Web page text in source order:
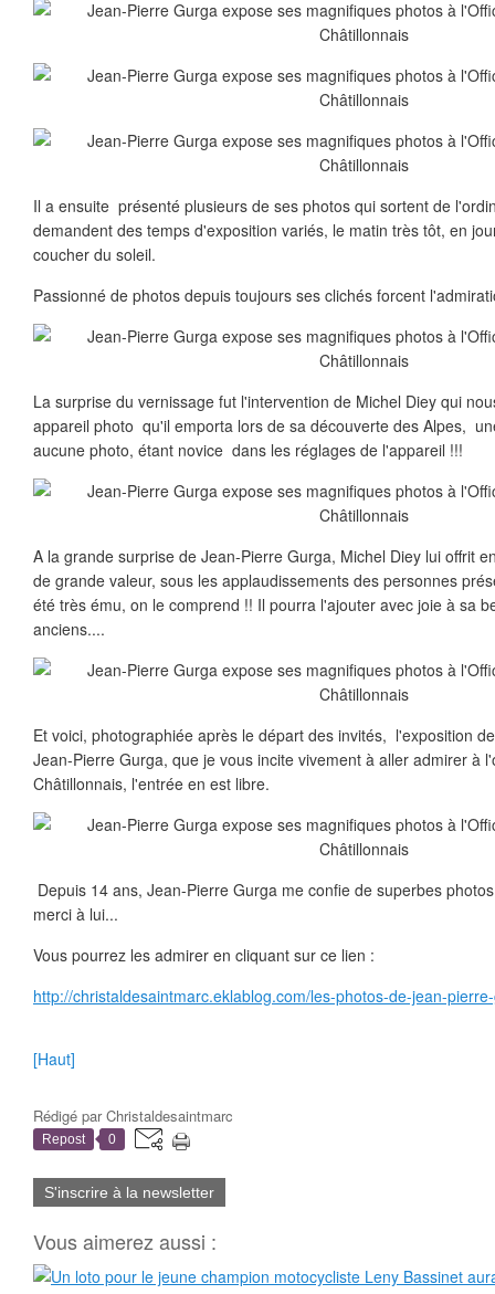
Il a ensuite présenté plusieurs de ses photos qui sortent de
demandent des temps d'exposition variés, le matin très tôt, en
coucher du soleil.
Passionné de photos depuis toujours ses clichés forcent
La surprise du vernissage fut l'intervention de Michel Diey qui
appareil photo qu'il emporta lors de sa découverte des Alpes,
aucune photo, étant novice dans les réglages de l'appareil !!!
A la grande surprise de Jean-Pierre Gurga, Michel Diey lui offrit
de grande valeur, sous les applaudissements des personnes
été très ému, on le comprend !! Il pourra l'ajouter avec joie à sa
anciens....
Et voici, photographiée après le départ des invités, l'exposition
Jean-Pierre Gurga, que je vous incite vivement à aller admirer à
Châtillonnais, l'entrée en est libre.
Depuis 14 ans, Jean-Pierre Gurga me confie de superbes
merci à lui...
Vous pourrez les admirer en cliquant sur ce lien :
http://christaldesaintmarc.eklablog.com/les-photos-de-jean-
[Haut]
Rédigé parChristaldesaintmarc
Repost 0
S'inscrire à la newsletter
Vous aimerez aussi :